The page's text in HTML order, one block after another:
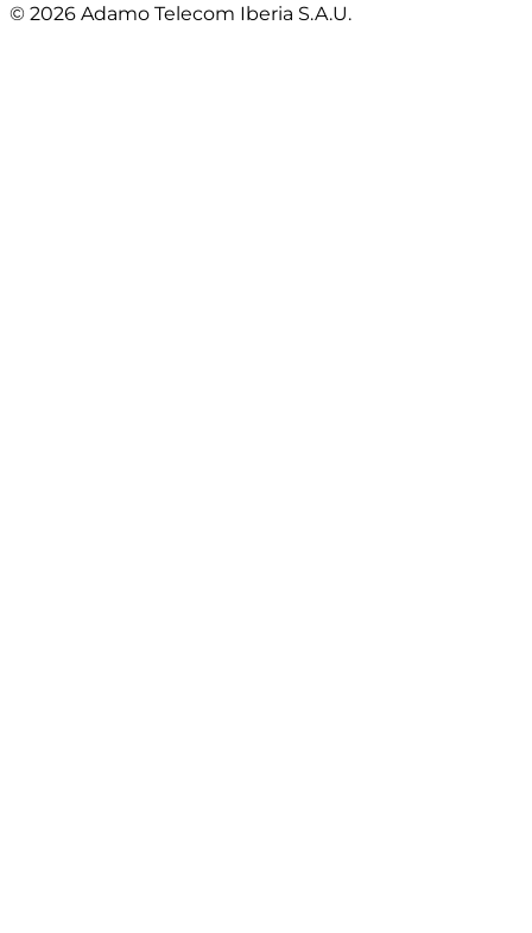
© 2026 Adamo Telecom Iberia S.A.U.